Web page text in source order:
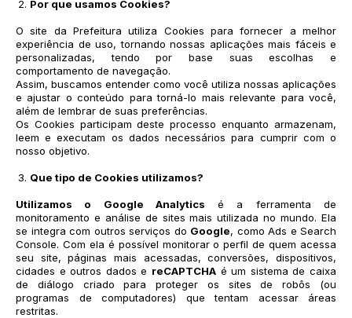
Por que usamos Cookies?
O site da Prefeitura utiliza Cookies para fornecer a melhor
experiência de uso, tornando nossas aplicações mais fáceis e
personalizadas, tendo por base suas escolhas e
comportamento de navegação.
Assim, buscamos entender como você utiliza nossas aplicações
e ajustar o conteúdo para torná-lo mais relevante para você,
além de lembrar de suas preferências.
Os Cookies participam deste processo enquanto armazenam,
leem e executam os dados necessários para cumprir com o
nosso objetivo.
Que tipo de Cookies utilizamos?
Utilizamos o Google Analytics é a ferramenta de
monitoramento e análise de sites mais utilizada no mundo. Ela
se integra com outros serviços do Google, como Ads e Search
Console. Com ela é possível monitorar o perfil de quem acessa
seu site, páginas mais acessadas, conversões, dispositivos,
cidades e outros dados e reCAPTCHA é um sistema de caixa
de diálogo criado para proteger os sites de robôs (ou
programas de computadores) que tentam acessar áreas
restritas.